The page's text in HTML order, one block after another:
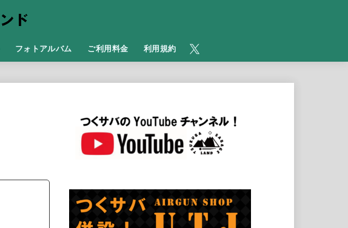
フォトアルバム ​ご利用料金 利用規約